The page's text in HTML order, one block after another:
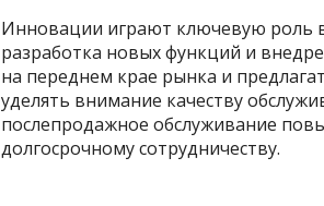
Инновации играют ключевую роль
разработка новых функций и
на переднем крае рынка и
уделять внимание качеству
послепродажное обслуживание
долгосрочному сотрудничеству.